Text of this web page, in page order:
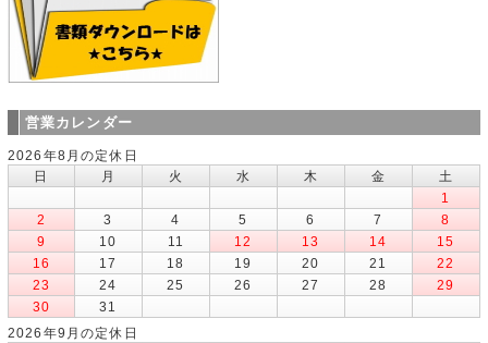
営業カレンダー
2026年8月の定休日
日
月 火 水 木 金
土
1
2
3 4 5 6 7
8
9
10 11 12 13 14
15
16
17 18 19 20 21
22
23
24 25 26 27 28
29
30
31
2026年9月の定休日